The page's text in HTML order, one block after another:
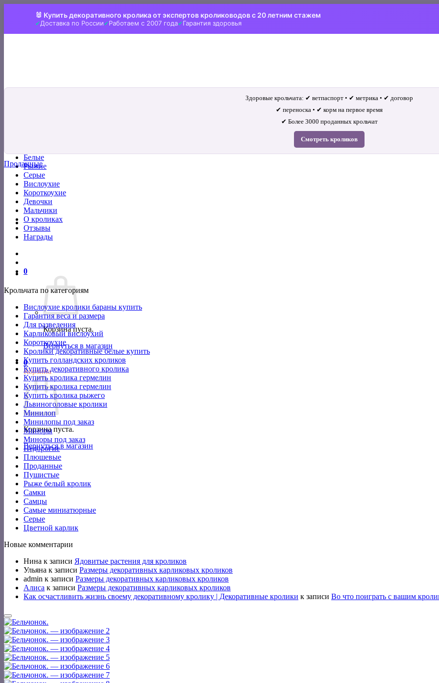
🐰 Купить декоративного кролика от экспертов кролиководов с 20 летним стажем
Доставка по России Работаем с 2007 года Гарантия здоровья
Белые
Рыжие
Серые
Вислоухие
Короткоухие
Девочки
Мальчики
О кроликах
Отзывы
Награды
0
Корзина пуста.
Вернуться в магазин
0
Корзина
Корзина пуста.
Вернуться в магазин
Здоровые крольчата: ✔ ветпаспорт • ✔ метрика • ✔ договор
✔ переноска • ✔ корм на первое время
✔ Более 3000 проданных крольчат
Смотреть кроликов
Проданные
Крольчата по категориям
Вислоухие кролики бараны купить
Гарантия веса и размера
Для разведения
Карликовый вислоухий
Короткоухие
Кролики декоративные белые купить
Купить голландских кроликов
Купить декоративного кролика
Купить кролика гермелин
Купить кролика гермелин
Купить кролика рыжего
Львиноголовые кролики
Минилоп
Минилопы под заказ
Миноры
Миноры под заказ
Недорогие
Плюшевые
Проданные
Пушистые
Рыже белый кролик
Самки
Самцы
Самые миниатюрные
Серые
Цветной карлик
Новые комментарии
Нина к записи Ядовитые растения для кроликов
Ульяна к записи Размеры декоративных карликовых кроликов
admin к записи Размеры декоративных карликовых кроликов
Алиса к записи Размеры декоративных карликовых кроликов
Как осчастливить жизнь своему декоративному кролику | Декоративные кролики к записи Во что поиграть с вашим